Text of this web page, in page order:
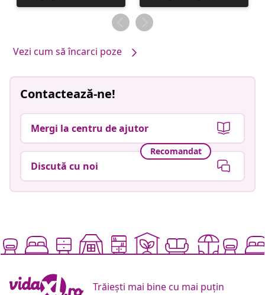
publicată
publicată
de
Vezi cum să încarci poze
Contactează-ne!
Mergi la centru de ajutor
Recomandat
Discută cu noi
Trăiești mai bine cu mai puțin